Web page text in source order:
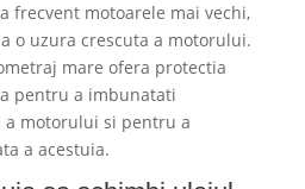
frecvent motoarele mai vechi,
o uzura crescuta a motorului.
mare ofera protectia
pentru a imbunatati
motorului si pentru a
a acestuia.